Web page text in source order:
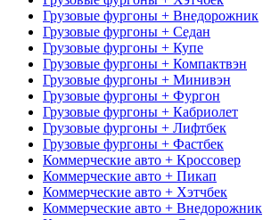
Грузовые фургоны + Внедорожник
Грузовые фургоны + Седан
Грузовые фургоны + Купе
Грузовые фургоны + Компактвэн
Грузовые фургоны + Минивэн
Грузовые фургоны + Фургон
Грузовые фургоны + Кабриолет
Грузовые фургоны + Лифтбек
Грузовые фургоны + Фастбек
Коммерческие авто + Кроссовер
Коммерческие авто + Пикап
Коммерческие авто + Хэтчбек
Коммерческие авто + Внедорожник